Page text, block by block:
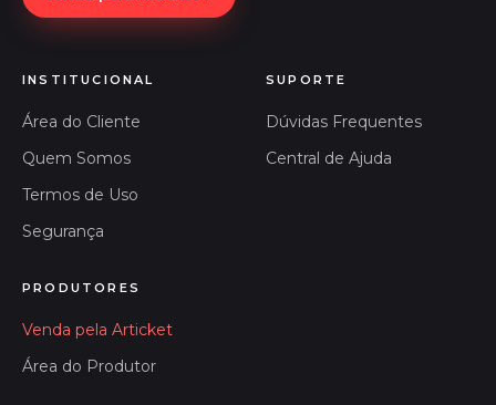
INSTITUCIONAL
Área do Cliente
Quem Somos
Termos de Uso
Segurança
SUPORTE
Dúvidas Frequentes
Central de Ajuda
PRODUTORES
Venda pela Articket
Área do Produtor